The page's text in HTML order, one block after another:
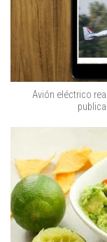
Avión eléctrico